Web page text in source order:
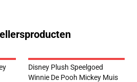
Disney Plush Speelgoed
Winnie De Pooh Mickey Muis